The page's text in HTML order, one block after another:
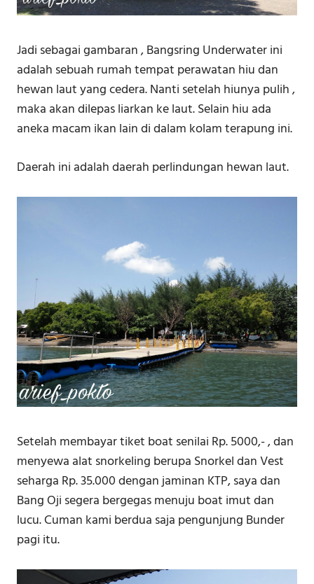
Jadi sebagai gambaran , Bangsring Underwater ini
adalah sebuah rumah tempat perawatan hiu dan
hewan laut yang cedera. Nanti setelah hiunya pulih ,
maka akan dilepas liarkan ke laut. Selain hiu ada
aneka macam ikan lain di dalam kolam terapung ini.
Daerah ini adalah daerah perlindungan hewan laut.
Setelah membayar tiket boat senilai Rp. 5000,- , dan
menyewa alat snorkeling berupa Snorkel dan Vest
seharga Rp. 35.000 dengan jaminan KTP, saya dan
Bang Oji segera bergegas menuju boat imut dan
lucu. Cuman kami berdua saja pengunjung Bunder
pagi itu.